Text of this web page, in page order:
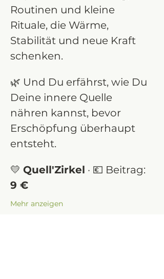
Routinen und kleine
Rituale, die Wärme,
Stabilität und neue Kraft
schenken.
🌿 Und Du erfährst, wie Du
Deine innere Quelle
nähren kannst, bevor
Erschöpfung überhaupt
entsteht.
💛 Quell'Zirkel · 💶 Beitrag:
9 €
Mehr anzeigen